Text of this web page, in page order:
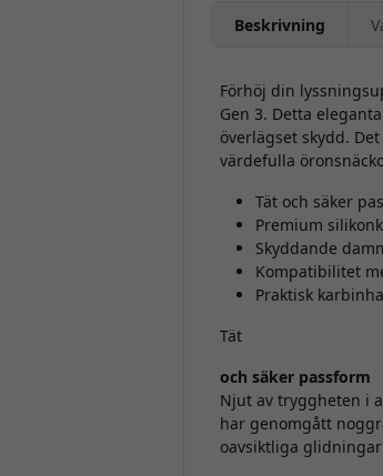
Beskrivning
Förhöj din
Gen 3. Detta
överlägset skydd.
värdefulla
Tät och säker
Premium
Skyddande
Kompatibilitet
Praktisk
Tät
och säker passform
Njut av tryggheten i
har genomgått
oavsiktliga